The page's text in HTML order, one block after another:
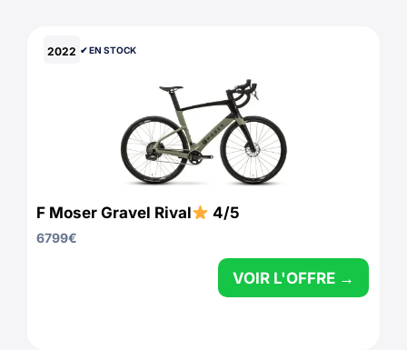
2022 ✔︎ EN STOCK
F Moser Gravel Rival 4/5
6799€
VOIR L'OFFRE →